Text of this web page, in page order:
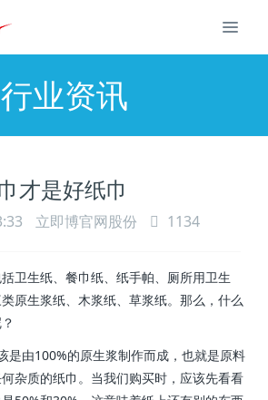
行业资讯
才是好纸巾
立即博官网股份 1134
卫生纸、餐巾纸、纸手帕、厕所用卫生
类原生浆纸、木浆纸、草浆纸。那么，什么
由100%的原生浆制作而成，也就是原料
杂质的纸巾。当我们购买时，应该先看看